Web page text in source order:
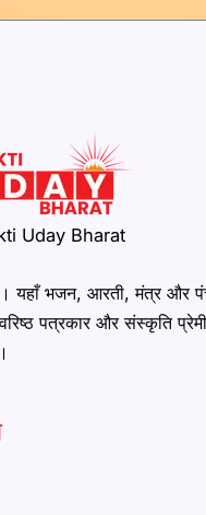
Uday Bharat
यहाँ भजन, आरती, मंत्र और
पत्रकार और संस्कृति